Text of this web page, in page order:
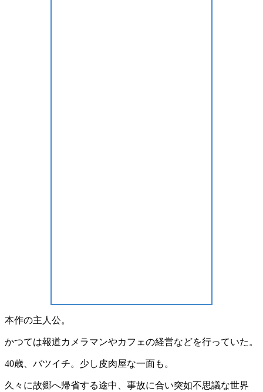
本作の主人公。
かつては報道カメラマンやカフェの経営などを行っていた。
40歳、バツイチ。少し皮肉屋な一面も。
久々に故郷へ帰省する途中、事故に合い突如不思議な世界